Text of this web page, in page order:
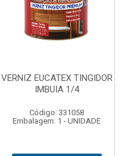
VERNIZ EUCATEX TINGIDOR
IMBUIA 1/4
Código: 331058
Embalagem: 1 - UNIDADE